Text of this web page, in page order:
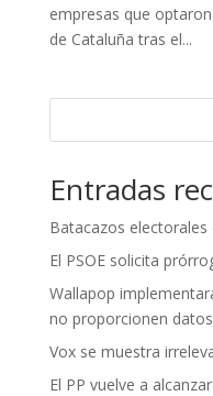
empresas que
de Cataluña tras el...
Entradas
Batacazos electorales
El PSOE solicita
Wallapop
no proporcionen
Vox se muestra
El PP vuelve a